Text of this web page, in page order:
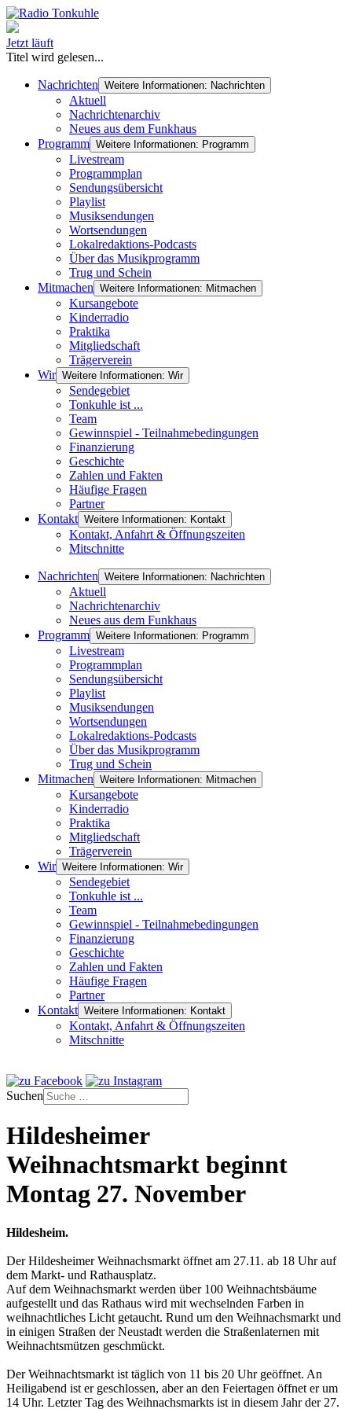
Jetzt läuft
Titel wird gelesen...
Nachrichten Weitere Informationen: Nachrichten
Aktuell
Nachrichtenarchiv
Neues aus dem Funkhaus
Programm Weitere Informationen: Programm
Livestream
Programmplan
Sendungsübersicht
Playlist
Musiksendungen
Wortsendungen
Lokalredaktions-Podcasts
Über das Musikprogramm
Trug und Schein
Mitmachen Weitere Informationen: Mitmachen
Kursangebote
Kinderradio
Praktika
Mitgliedschaft
Trägerverein
Wir Weitere Informationen: Wir
Sendegebiet
Tonkuhle ist ...
Team
Gewinnspiel - Teilnahmebedingungen
Finanzierung
Geschichte
Zahlen und Fakten
Häufige Fragen
Partner
Kontakt Weitere Informationen: Kontakt
Kontakt, Anfahrt & Öffnungszeiten
Mitschnitte
Nachrichten Weitere Informationen: Nachrichten
Aktuell
Nachrichtenarchiv
Neues aus dem Funkhaus
Programm Weitere Informationen: Programm
Livestream
Programmplan
Sendungsübersicht
Playlist
Musiksendungen
Wortsendungen
Lokalredaktions-Podcasts
Über das Musikprogramm
Trug und Schein
Mitmachen Weitere Informationen: Mitmachen
Kursangebote
Kinderradio
Praktika
Mitgliedschaft
Trägerverein
Wir Weitere Informationen: Wir
Sendegebiet
Tonkuhle ist ...
Team
Gewinnspiel - Teilnahmebedingungen
Finanzierung
Geschichte
Zahlen und Fakten
Häufige Fragen
Partner
Kontakt Weitere Informationen: Kontakt
Kontakt, Anfahrt & Öffnungszeiten
Mitschnitte
Suchen
Hildesheimer
Weihnachtsmarkt beginnt
Montag 27. November
Hildesheim.
Der Hildesheimer Weihnachsmarkt öffnet am 27.11. ab 18 Uhr auf
dem Markt- und Rathausplatz.
Auf dem Weihnachsmarkt werden über 100 Weihnachtsbäume
aufgestellt und das Rathaus wird mit wechselnden Farben in
weihnachtliches Licht getaucht. Rund um den Weihnachsmarkt und
in einigen Straßen der Neustadt werden die Straßenlaternen mit
Weihnachtsmützen geschmückt.
Der Weihnachtsmarkt ist täglich von 11 bis 20 Uhr geöffnet. An
Heiligabend ist er geschlossen, aber an den Feiertagen öffnet er um
14 Uhr. Letzter Tag des Weihnachsmarkts ist in diesem Jahr der 27.